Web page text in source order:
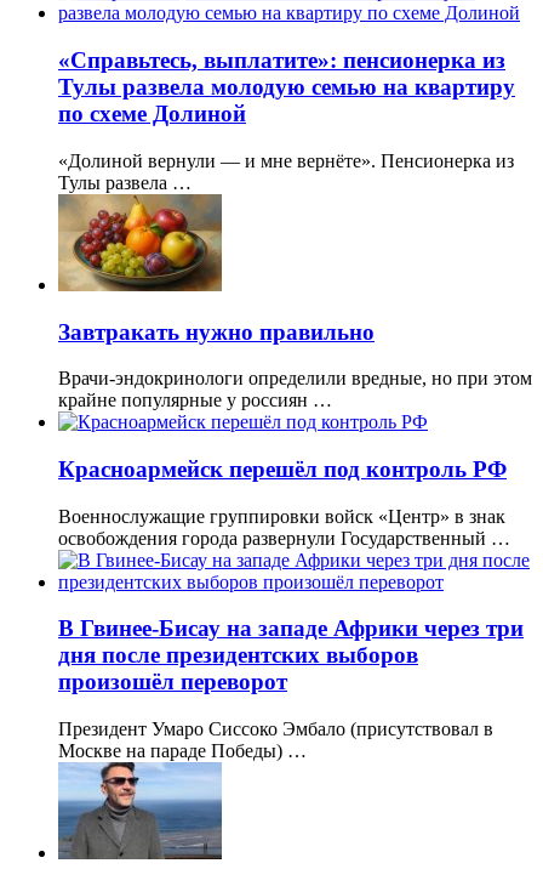
«Справьтесь, выплатите»: пенсионерка из
Тулы развела молодую семью на квартиру
по схеме Долиной
«Долиной вернули — и мне вернёте». Пенсионерка из
Тулы развела …
Завтракать нужно правильно
Врачи-эндокринологи определили вредные, но при этом
крайне популярные у россиян …
Красноармейск перешёл под контроль РФ
Военнослужащие группировки войск «Центр» в знак
освобождения города развернули Государственный …
В Гвинее-Бисау на западе Африки через три
дня после президентских выборов
произошёл переворот
Президент Умаро Сиссоко Эмбало (присутствовал в
Москве на параде Победы) …